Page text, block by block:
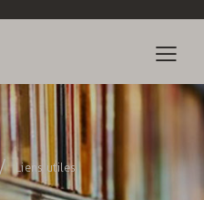
Liens utiles